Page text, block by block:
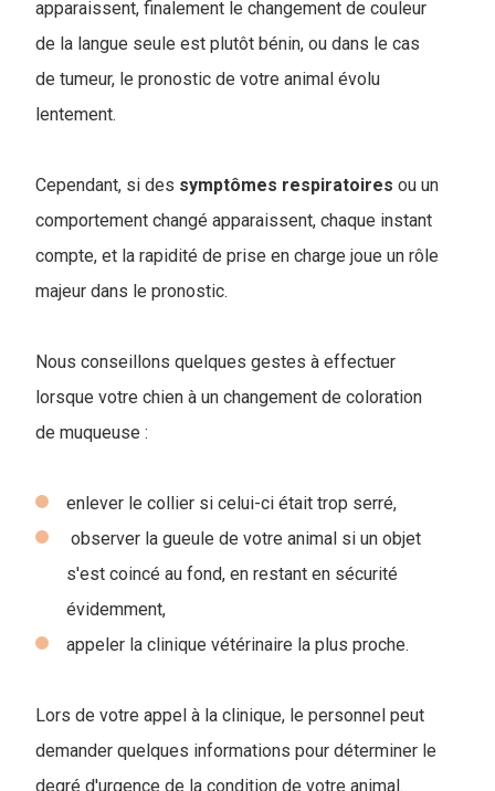
apparaissent, finalement le changement de couleur
de la langue seule est plutôt bénin, ou dans le cas
de tumeur, le pronostic de votre animal évolu
lentement.
Cependant, si des symptômes respiratoires ou un
comportement changé apparaissent, chaque instant
compte, et la rapidité de prise en charge joue un rôle
majeur dans le pronostic.
Nous conseillons quelques gestes à effectuer
lorsque votre chien à un changement de coloration
de muqueuse :
enlever le collier si celui-ci était trop serré,
observer la gueule de votre animal si un objet
s'est coincé au fond, en restant en sécurité
évidemment,
appeler la clinique vétérinaire la plus proche.
Lors de votre appel à la clinique, le personnel peut
demander quelques informations pour déterminer le
degré d'urgence de la condition de votre animal.